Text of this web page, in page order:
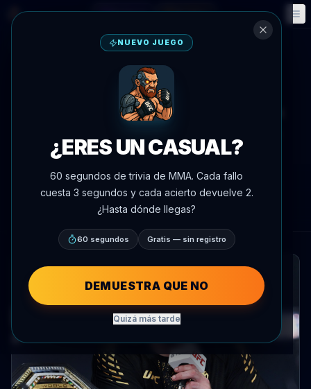
🎮 Fantasía 📅 Eventos
Redes sociales
Sean Strickland se disculpa con
posteriores al arresto
Oscar Nascimento
AgentMMA.com
NUEVO JUEGO
¿ERES UN CASUAL?
60 segundos de trivia de MMA. Cada fallo
cuesta 3 segundos y cada acierto devuelve 2.
¿Hasta dónde llegas?
60 segundos Gratis — sin registro
DEMUESTRA QUE NO
Quizá más tarde